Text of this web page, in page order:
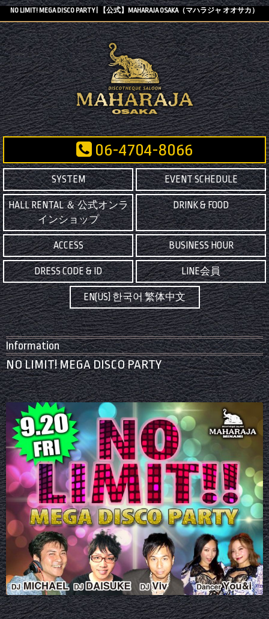
NO LIMIT! MEGA DISCO PARTY | 【公式】MAHARAJA OSAKA（マハラジャ オオサカ）
06-4704-8066
SYSTEM EVENT SCHEDULE
HALL RENTAL ＆ 公式オンラ
インショップ
DRINK & FOOD
ACCESS BUSINESS HOUR
DRESS CODE & ID LINE会員
EN(US) 한국어 繁体中文
Information
NO LIMIT! MEGA DISCO PARTY